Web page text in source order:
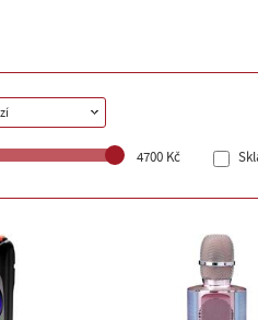
4700 Kč